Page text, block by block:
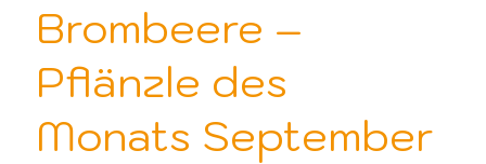
Brombeere –
Pflänzle des
Monats September